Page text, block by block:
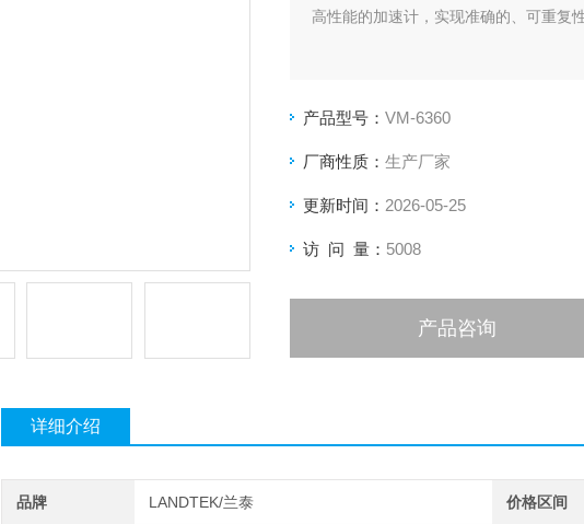
高性能的加速计，实现准确的、可重复
产品型号： VM-6360
厂商性质： 生产厂家
更新时间： 2026-05-25
访 问 量： 5008
产品咨询
详细介绍
品牌 LANDTEK/兰泰 价格区间